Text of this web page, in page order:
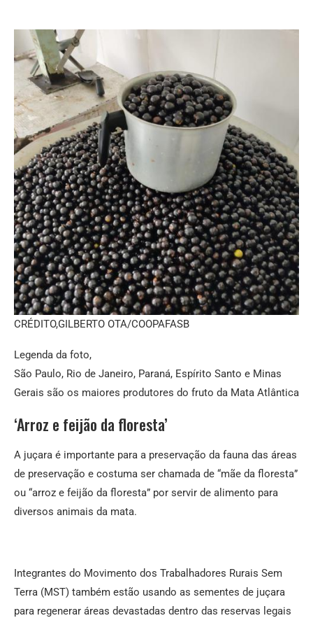
CRÉDITO,GILBERTO OTA/COOPAFASB
Legenda da foto,
São Paulo, Rio de Janeiro, Paraná, Espírito Santo e Minas
Gerais são os maiores produtores do fruto da Mata Atlântica
‘Arroz e feijão da floresta’
A juçara é importante para a preservação da fauna das áreas
de preservação e costuma ser chamada de “mãe da floresta”
ou “arroz e feijão da floresta” por servir de alimento para
diversos animais da mata.
Integrantes do Movimento dos Trabalhadores Rurais Sem
Terra (MST) também estão usando as sementes de juçara
para regenerar áreas devastadas dentro das reservas legais